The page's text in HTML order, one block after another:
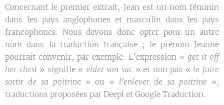
Concernant le premier extrait, Jean est un nom féminin
dans les pays anglophones et masculin dans les pays
francophones. Nous devons donc opter pour un autre
nom dans la traduction française ; le prénom Jeanne
pourrait convenir, par exemple. L'expression « get it off
her chest» signifie « vider son sac » et non pas « le faire
sortir de sa poitrine » ou « l'enlever de sa poitrine »,
traductions proposées par Deepl et Google Traduction.